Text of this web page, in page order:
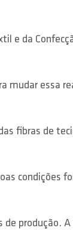
e da
mudar essa
fibras de
condições
de produção.